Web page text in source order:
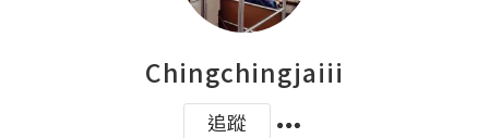
Chingchingjaiii
追蹤